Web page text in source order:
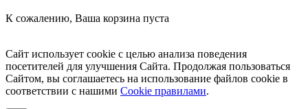
К сожалению, Ваша корзина пуста
Сайт использует cookie с целью анализа поведения
посетителей для улучшения Сайта. Продолжая пользоваться
Сайтом, вы соглашаетесь на использование файлов cookie в
соответствии с нашими Cookiе правилами.